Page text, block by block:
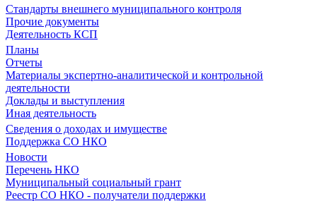
Стандарты внешнего муниципального контроля
Прочие документы
Деятельность КСП
Планы
Отчеты
Материалы экспертно-аналитической и контрольной
деятельности
Доклады и выступления
Иная деятельность
Сведения о доходах и имуществе
Поддержка СО НКО
Новости
Перечень НКО
Муниципальный социальный грант
Реестр СО НКО - получатели поддержки